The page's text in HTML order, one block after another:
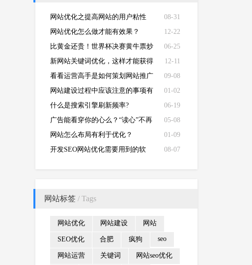
08-31
网站优化之提高网站的用户粘性
度！
12-22
网站优化怎么做才能有效果？
06-25
比黄金还贵！世界杯决赛黄牛票炒
至10万人民币
12-11
新网站关键词优化，这样才能获得
便宜的客户流量！
09-08
看看运营高手是如何策划网站推广
的？
01-02
网站建设过程中应该注意的事项有
哪些？
06-19
什么是搜索引擎刷新频率?
05-08
广告能看穿你的心么？“读心”不再
是纸上谈兵
01-09
网站怎么布局有利于优化？
08-07
开发SEO网站优化需要用到的软
网站标签 / Tags
网站优化 网站建设 网站
SEO优化 合肥 疯狗 seo
网站运营 关键词 网站seo优化